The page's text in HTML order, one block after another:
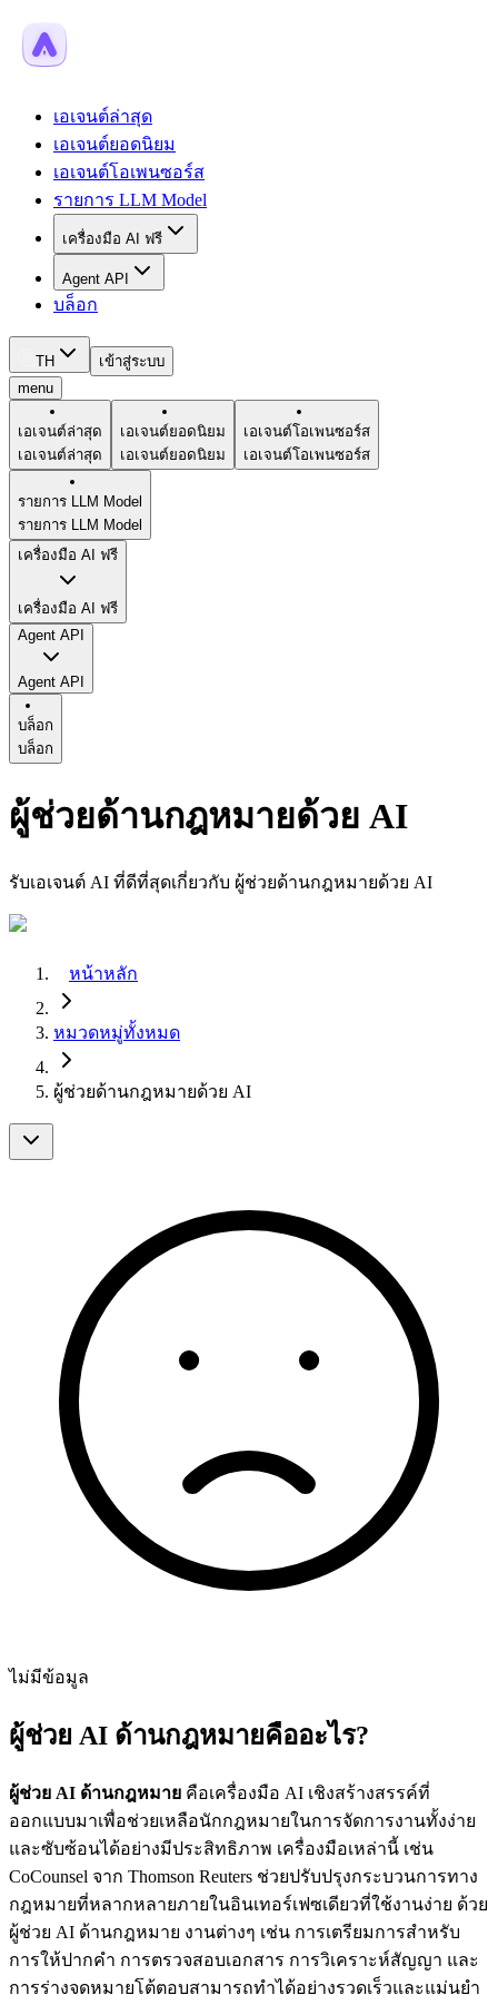
เอเจนต์ล่าสุด
เอเจนต์ยอดนิยม
เอเจนต์โอเพนซอร์ส
รายการ LLM Model
เครื่องมือ AI ฟรี
Agent API
บล็อก
TH
เข้าสู่ระบบ
menu
เอเจนต์ล่าสุด
เอเจนต์ล่าสุด
เอเจนต์ยอดนิยม
เอเจนต์ยอดนิยม
เอเจนต์โอเพนซอร์ส
เอเจนต์โอเพนซอร์ส
รายการ LLM Model
รายการ LLM Model
เครื่องมือ AI ฟรี
เครื่องมือ AI ฟรี
Agent API
Agent API
บล็อก
บล็อก
ผู้ช่วยด้านกฎหมายด้วย AI
รับเอเจนต์ AI ที่ดีที่สุดเกี่ยวกับ ผู้ช่วยด้านกฎหมายด้วย AI
หน้าหลัก
หมวดหมู่ทั้งหมด
ผู้ช่วยด้านกฎหมายด้วย AI
ไม่มีข้อมูล
ผู้ช่วย AI ด้านกฎหมายคืออะไร?
ผู้ช่วย AI ด้านกฎหมาย คือเครื่องมือ AI เชิงสร้างสรรค์ที่
ออกแบบมาเพื่อช่วยเหลือนักกฎหมายในการจัดการงานทั้งง่าย
และซับซ้อนได้อย่างมีประสิทธิภาพ เครื่องมือเหล่านี้ เช่น
CoCounsel จาก Thomson Reuters ช่วยปรับปรุงกระบวนการทาง
กฎหมายที่หลากหลายภายในอินเทอร์เฟซเดียวที่ใช้งานง่าย ด้วย
ผู้ช่วย AI ด้านกฎหมาย งานต่างๆ เช่น การเตรียมการสำหรับ
การให้ปากคำ การตรวจสอบเอกสาร การวิเคราะห์สัญญา และ
การร่างจดหมายโต้ตอบสามารถทำได้อย่างรวดเร็วและแม่นยำ